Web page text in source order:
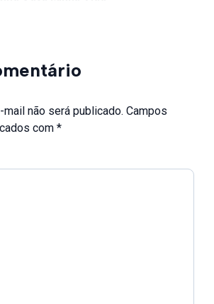
não será publicado. Campos
com *